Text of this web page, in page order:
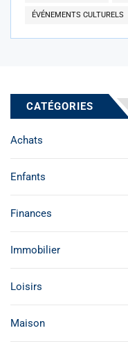
ÉVÉNEMENTS CULTURELS
CATÉGORIES
Achats
Enfants
Finances
Immobilier
Loisirs
Maison